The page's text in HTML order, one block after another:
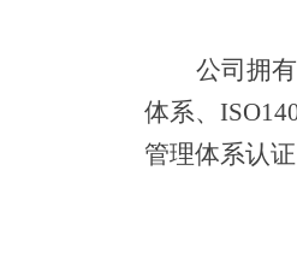
公司拥
体系、
管理体系认